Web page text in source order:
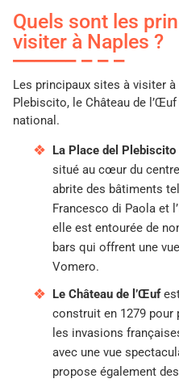
Quels sont les
visiter à Naples ?
Les principaux sites à visiter
Plebiscito, le Château de
national.
La Place del Plebiscito
situé au cœur du
abrite des bâtiments
Francesco di Paola et
elle est entourée de
bars qui offrent une
Vomero.
Le Château de l’Œuf
construit en 1279
les invasions
avec une vue
propose également